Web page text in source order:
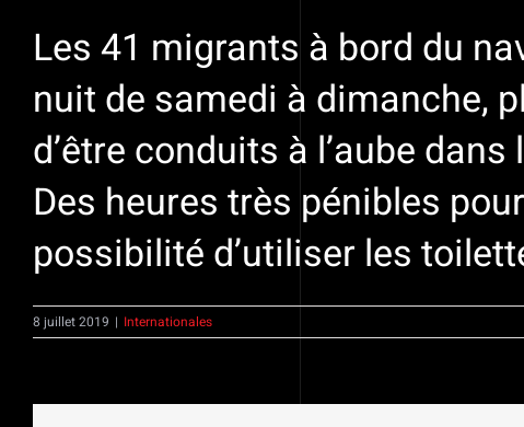
Les 41 migrants à bord du
nuit de samedi à dimanche,
d’être conduits à l’aube
Des heures très pénibles
possibilité d’utiliser les
8 juillet 2019 | Internationales